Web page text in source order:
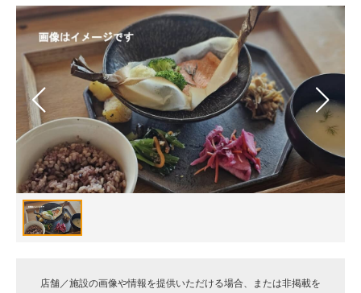
メディア
注目記事を集めた総合ページ
ITの今と未来を見通す
スマホと通信の最新トレンド
進化するPCとデバイスの未来
好きが集まる 比べて選べる
ビジネスと働き方のヒント
店舗／施設の画像や情報を提供いただける場合、または非掲載を